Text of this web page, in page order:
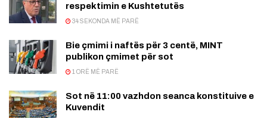
respektimin e Kushtetutës
34 SEKONDA MË PARË
Bie çmimi i naftës për 3 centë, MINT
publikon çmimet për sot
1 ORË MË PARË
Sot në 11:00 vazhdon seanca konstituive e
Kuvendit